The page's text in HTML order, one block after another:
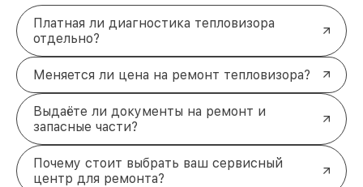
Платная ли диагностика тепловизора
отдельно?
Меняется ли цена на ремонт тепловизора?
Выдаёте ли документы на ремонт и
запасные части?
Почему стоит выбрать ваш сервисный
центр для ремонта?